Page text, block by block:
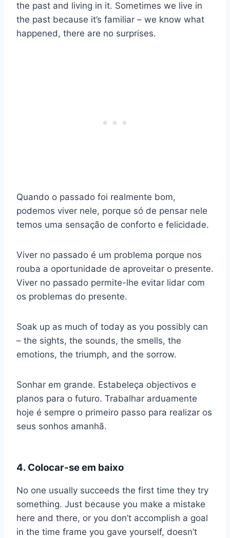
the past and living in it. Sometimes we live in
the past because it’s familiar – we know what
happened, there are no surprises.
Quando o passado foi realmente bom,
podemos viver nele, porque só de pensar nele
temos uma sensação de conforto e felicidade.
Viver no passado é um problema porque nos
rouba a oportunidade de aproveitar o presente.
Viver no passado permite-lhe evitar lidar com
os problemas do presente.
Soak up as much of today as you possibly can
– the sights, the sounds, the smells, the
emotions, the triumph, and the sorrow.
Sonhar em grande. Estabeleça objectivos e
planos para o futuro. Trabalhar arduamente
hoje é sempre o primeiro passo para realizar os
seus sonhos amanhã.
4. Colocar-se em baixo
No one usually succeeds the first time they try
something. Just because you make a mistake
here and there, or you don’t accomplish a goal
in the time frame you gave yourself, doesn’t